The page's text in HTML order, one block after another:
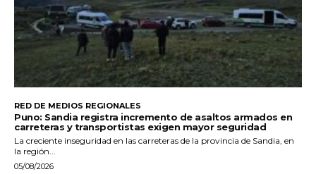
RED DE MEDIOS REGIONALES
Puno: Sandia registra incremento de asaltos armados en
carreteras y transportistas exigen mayor seguridad
La creciente inseguridad en las carreteras de la provincia de Sandia, en
la región...
05/08/2026